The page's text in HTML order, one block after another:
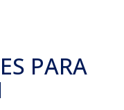
PARA